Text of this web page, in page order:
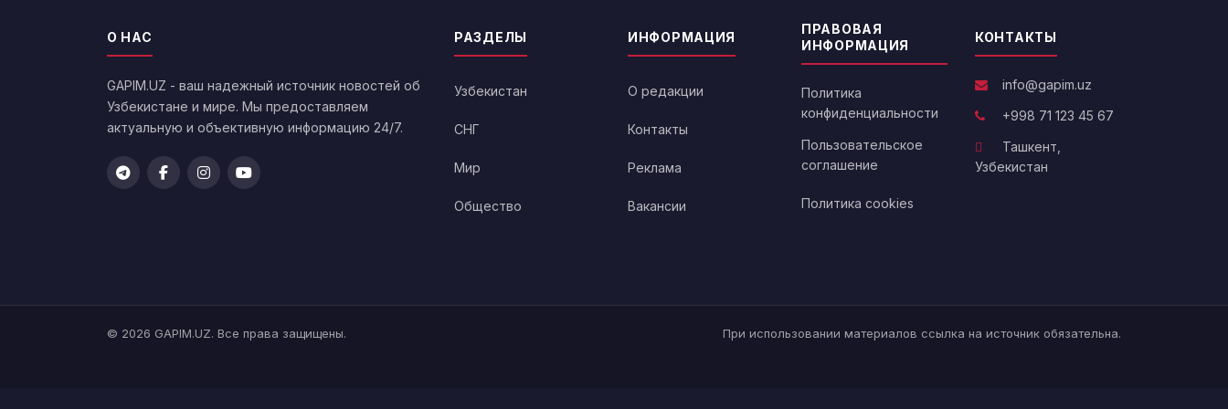
О НАС
GAPIM.UZ - ваш надежный источник новостей об
Узбекистане и мире. Мы предоставляем
актуальную и объективную информацию 24/7.
РАЗДЕЛЫ
Узбекистан
СНГ
Мир
Общество
ИНФОРМАЦИЯ
О редакции
Контакты
Реклама
Вакансии
ПРАВОВАЯ
ИНФОРМАЦИЯ
Политика
конфиденциальности
Пользовательское
соглашение
Политика cookies
КОНТАКТЫ
info@gapim.uz
+998 71 123 45 67
Ташкент,
Узбекистан
© 2026 GAPIM.UZ. Все права защищены. При использовании материалов ссылка на источник обязательна.